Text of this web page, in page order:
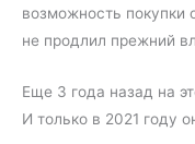
возможность покупки
не продлил прежний
Еще 3 года назад на
И только в 2021 году